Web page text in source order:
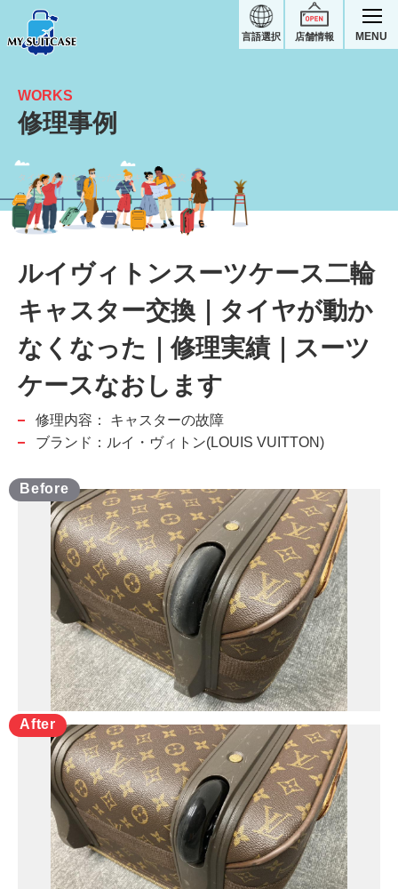
店舗情報
言語選択 MENU
タイヤが動かなくなった二輪キャスター交換｜ルイヴィトンスーツケース修理実績
WORKS
修理事例
ルイヴィトンスーツケース二輪
キャスター交換｜タイヤが動か
なくなった｜修理実績｜スーツ
ケースなおします
修理内容：
キャスターの故障
ブランド：ルイ・ヴィトン(LOUIS VUITTON)